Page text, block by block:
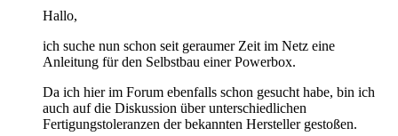
Hallo,
ich suche nun schon seit geraumer Zeit im Netz eine
Anleitung für den Selbstbau einer Powerbox.
Da ich hier im Forum ebenfalls schon gesucht habe, bin ich
auch auf die Diskussion über unterschiedlichen
Fertigungstoleranzen der bekannten Hersteller gestoßen.